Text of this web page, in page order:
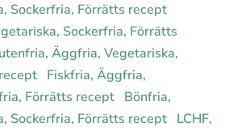
Sockerfria, Förrätts recept
Sockerfria, Förrätts
Äggfria, Vegetariska,
Fiskfria, Äggfria,
Förrätts recept Bönfria,
Sockerfria, Förrätts recept LCHF,